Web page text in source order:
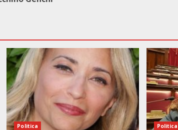
Politica Politica